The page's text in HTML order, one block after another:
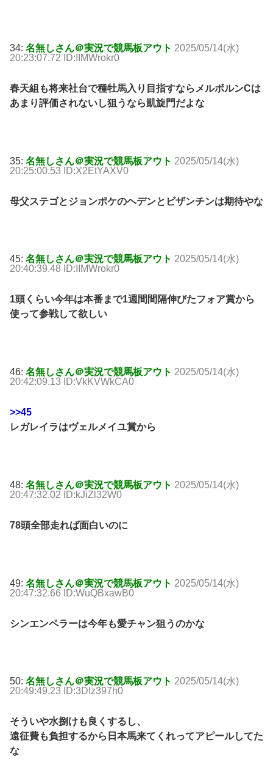
34: 名無しさん＠実況で競馬板アウト 2025/05/14(水)
20:23:07.72 ID:IIMWrokr0
春天組も将来社台で種牡馬入り目指すならメルボルンCは
あまり評価されないし狙うなら凱旋門だよな
35: 名無しさん＠実況で競馬板アウト 2025/05/14(水)
20:25:00.53 ID:X2EtYAXV0
母父ステゴとジョンポケのヘデンとビザンチンは期待やな
45: 名無しさん＠実況で競馬板アウト 2025/05/14(水)
20:40:39.48 ID:IIMWrokr0
1頭くらい今年は本番まで1週間間隔伸びたフォア賞から
使って参戦して欲しい
46: 名無しさん＠実況で競馬板アウト 2025/05/14(水)
20:42:09.13 ID:VkKVWkCA0
>>45
レガレイラはヴェルメイユ賞から
48: 名無しさん＠実況で競馬板アウト 2025/05/14(水)
20:47:32.02 ID:kJiZl32W0
78頭全部走れば面白いのに
49: 名無しさん＠実況で競馬板アウト 2025/05/14(水)
20:47:32.66 ID:WuQBxawB0
シンエンペラーは今年も愛チャン狙うのかな
50: 名無しさん＠実況で競馬板アウト 2025/05/14(水)
20:49:49.23 ID:3DIz397h0
そういや水捌けも良くするし、
遠征費も負担するから日本馬来てくれってアピールしてた
な